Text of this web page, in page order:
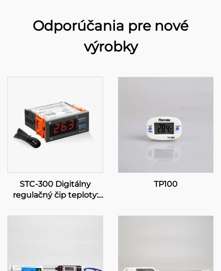
Odporúčania pre nové
výrobky
STC-300 Digitálny
regulačný čip teploty:
použitie pre efektívnu
TP100